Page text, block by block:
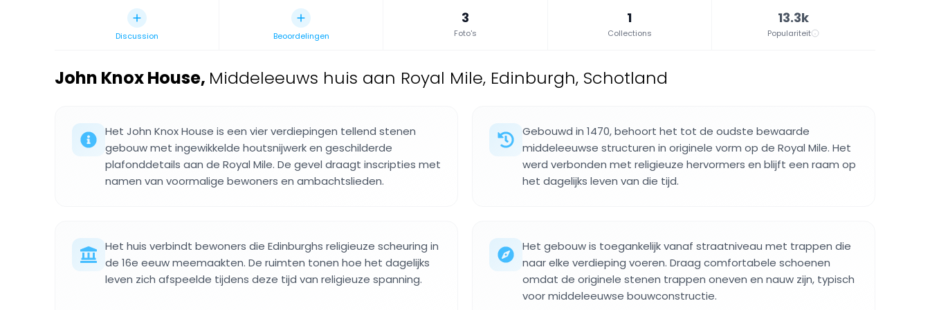
Discussion Beoordelingen
3
Foto's
1
Collections
13.3k
Populariteit
John Knox House, Middeleeuws huis aan Royal Mile, Edinburgh, Schotland
Het John Knox House is een vier verdiepingen tellend stenen
gebouw met ingewikkelde houtsnijwerk en geschilderde
plafonddetails aan de Royal Mile. De gevel draagt inscripties met
namen van voormalige bewoners en ambachtslieden.
Gebouwd in 1470, behoort het tot de oudste bewaarde
middeleeuwse structuren in originele vorm op de Royal Mile. Het
werd verbonden met religieuze hervormers en blijft een raam op
het dagelijks leven van die tijd.
Het huis verbindt bewoners die Edinburghs religieuze scheuring in
de 16e eeuw meemaakten. De ruimten tonen hoe het dagelijks
leven zich afspeelde tijdens deze tijd van religieuze spanning.
Het gebouw is toegankelijk vanaf straatniveau met trappen die
naar elke verdieping voeren. Draag comfortabele schoenen
omdat de originele stenen trappen oneven en nauw zijn, typisch
voor middeleeuwse bouwconstructie.